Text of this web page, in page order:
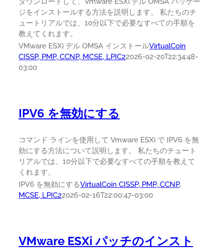
ジをインストールする方法を説明します。 私たちのチ
ュートリアルでは、10分以下で必要なすべての手順を
教えてくれます。
VMware ESXi デル OMSA インストールVirtualCoin
CISSP, PMP, CCNP, MCSE, LPIC22026-02-20T22:34:48-
03:00
IPV6 を無効にする
コマンド ラインを使用して Vmware ESXi で IPV6 を無
効にする方法について説明します。 私たちのチュート
リアルでは、10分以下で必要なすべての手順を教えて
くれます。
IPV6 を無効にするVirtualCoin CISSP, PMP, CCNP,
MCSE, LPIC22026-02-16T22:00:47-03:00
VMware ESXi パッチのインスト